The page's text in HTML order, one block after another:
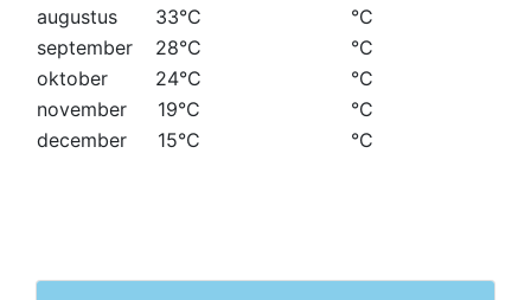
augustus
33°C
°C
september
28°C
°C
oktober
24°C
°C
november
19°C
°C
december
15°C °C